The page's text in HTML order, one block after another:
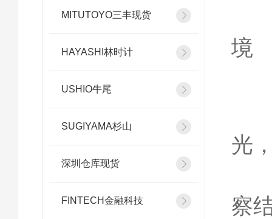
MITUTOYO三丰现货
HAYASHI林时计
USHIO牛尾
SUGIYAMA杉山
深圳仓库现货
FINTECH金融科技
境
光
察